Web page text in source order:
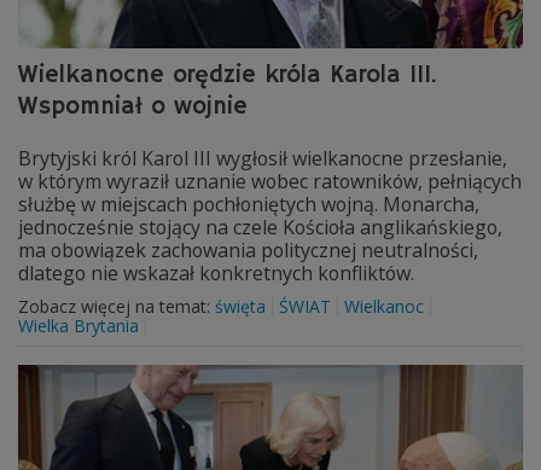
Wielkanocne orędzie króla Karola III.
Wspomniał o wojnie
Brytyjski król Karol III wygłosił wielkanocne przesłanie,
w którym wyraził uznanie wobec ratowników, pełniących
służbę w miejscach pochłoniętych wojną. Monarcha,
jednocześnie stojący na czele Kościoła anglikańskiego,
ma obowiązek zachowania politycznej neutralności,
dlatego nie wskazał konkretnych konfliktów.
Zobacz więcej na temat: święta ŚWIAT
Wielkanoc
Wielka Brytania